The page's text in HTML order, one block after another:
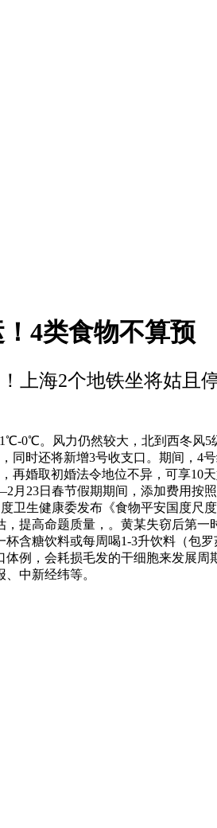
4类食物不算预
上海2个地铁坐将姑且
风力仍然较大，北到西冬风5级
同时还将新增3号收支口。期间，
再婚取初婚法令地位不异，可享
月23日春节假期期间，添加费用
卫生健康委发布《食物平安国度
提高命题质量，。黄某失窃后第
含糖饮料或每周喝1-3升饮料（包
例，会耗损毛发的干细胞来发展
中新经纬等。